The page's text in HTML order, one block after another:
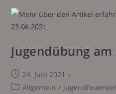
Jugendübung am
Beitrag
veröffentlicht:
24. Juni 2021
Beitrags-
Allgemein /